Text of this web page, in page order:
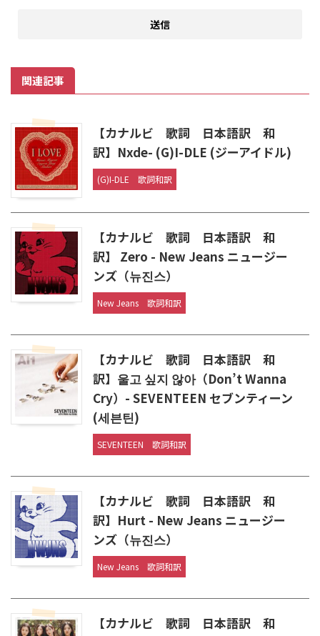
関連記事
【カナルビ 歌詞 日本語訳 和
訳】Nxde- (G)I-DLE (ジーアイドル)
(G)I-DLE 歌詞和訳
【カナルビ 歌詞 日本語訳 和
訳】 Zero - New Jeans ニュージー
ンズ（뉴진스）
New Jeans 歌詞和訳
【カナルビ 歌詞 日本語訳 和
訳】울고 싶지 않아（Don’t Wanna
Cry）- SEVENTEEN セブンティーン
(세븐틴)
SEVENTEEN 歌詞和訳
【カナルビ 歌詞 日本語訳 和
訳】Hurt - New Jeans ニュージー
ンズ（뉴진스）
New Jeans 歌詞和訳
【カナルビ 歌詞 日本語訳 和